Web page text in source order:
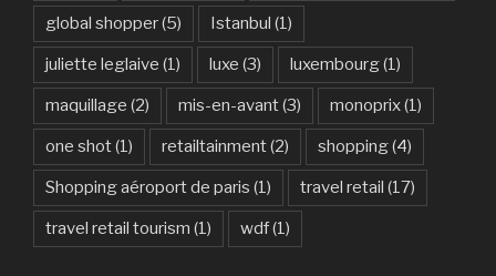
global shopper(5) Istanbul (1)
juliette leglaive (1) luxe (3) luxembourg(1)
maquillage (2) mis-en-avant(3) monoprix(1)
one shot(1) retailtainment(2) shopping(4)
Shopping aéroport de paris (1) travel retail (17)
travel retail tourism (1) wdf(1)